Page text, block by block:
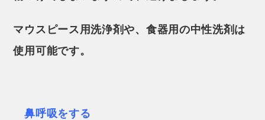
マウスピース用洗浄剤や、食器用の中性洗剤は
使用可能です。
鼻呼吸をする